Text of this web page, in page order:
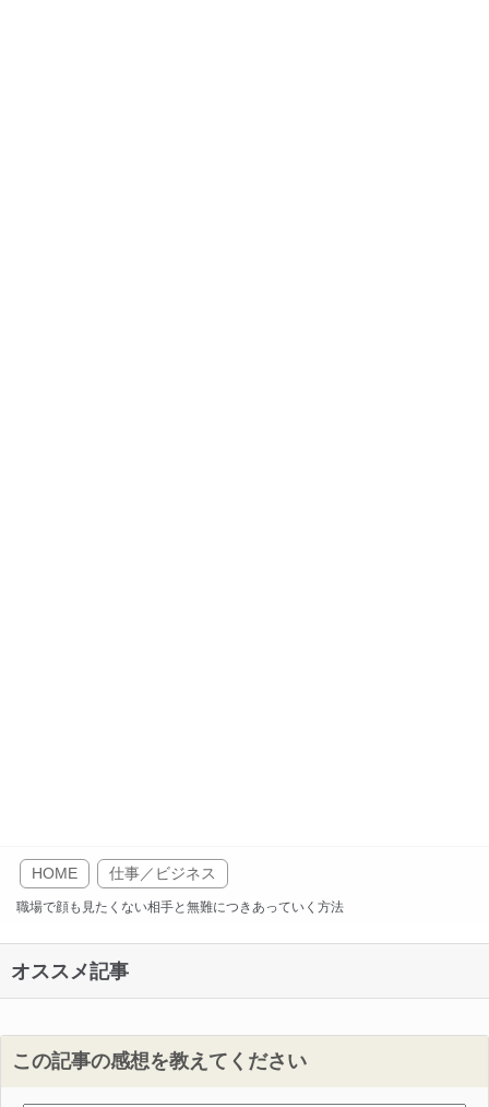
HOME 仕事／ビジネス
職場で顔も見たくない相手と無難につきあっていく方法
オススメ記事
この記事の感想を教えてください